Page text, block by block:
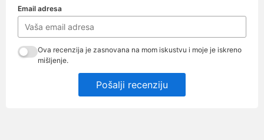
Email adresa
Ova recenzija je zasnovana na mom iskustvu i moje je iskreno
mišljenje.
Pošalji recenziju